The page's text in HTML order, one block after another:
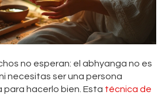
no esperan: el abhyanga no es
necesitas ser una persona
hacerlo bien. Esta técnica de